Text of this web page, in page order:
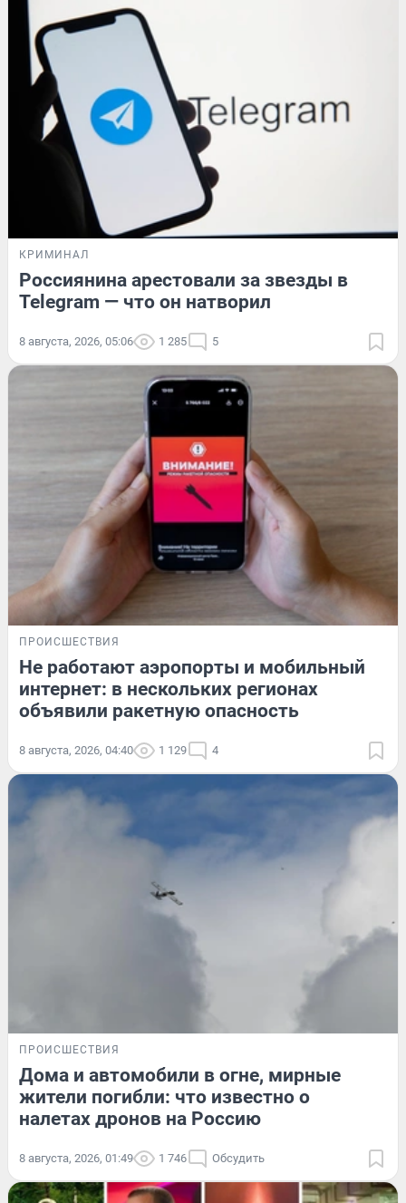
КРИМИНАЛ
Россиянина арестовали за звезды в
Telegram — что он натворил
8 августа, 2026, 05:06 1 285 5
ПРОИСШЕСТВИЯ
Не работают аэропорты и мобильный
интернет: в нескольких регионах
объявили ракетную опасность
8 августа, 2026, 04:40 1 129 4
ПРОИСШЕСТВИЯ
Дома и автомобили в огне, мирные
жители погибли: что известно о
налетах дронов на Россию
8 августа, 2026, 01:49 1 746 Обсудить